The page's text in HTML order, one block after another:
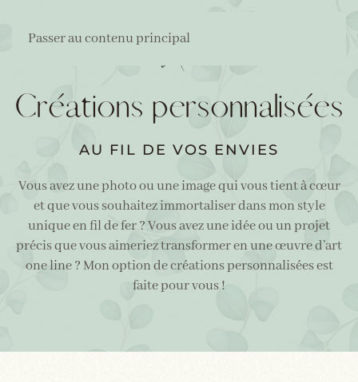
Passer au contenu principal
Créations personnalisées
AU FIL DE VOS ENVIES
Vous avez une photo ou une image qui vous tient à cœur
et que vous souhaitez immortaliser dans mon style
unique en fil de fer ? Vous avez une idée ou un projet
précis que vous aimeriez transformer en une œuvre d’art
one line ? Mon option de créations personnalisées est
faite pour vous !